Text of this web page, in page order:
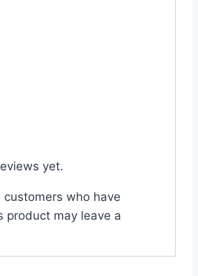
yet.
customers who have
product may leave a